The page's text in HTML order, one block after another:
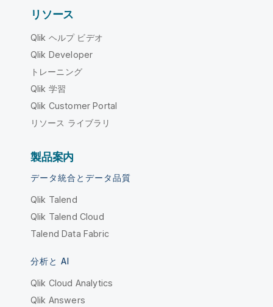
リソース
Qlik ヘルプ ビデオ
Qlik Developer
トレーニング
Qlik 学習
Qlik Customer Portal
リソース ライブラリ
製品案内
データ統合とデータ品質
Qlik Talend
Qlik Talend Cloud
Talend Data Fabric
分析と AI
Qlik Cloud Analytics
Qlik Answers